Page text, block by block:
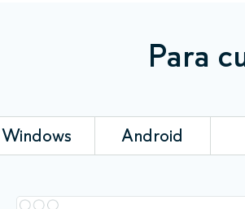
Para
Windows Android